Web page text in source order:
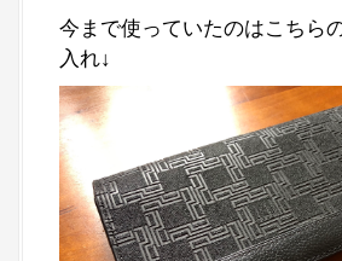
今まで使っていたのはこちら
入れ↓